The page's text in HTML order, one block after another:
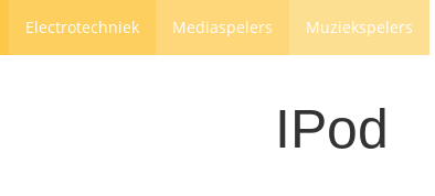
Electrotechniek Mediaspelers Muziekspelers
IPod